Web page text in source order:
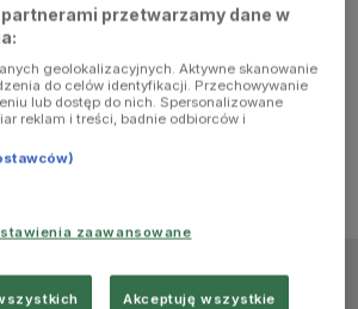
przetwarzamy dane w
geolokalizacyjnych. Aktywne skanowanie
do celów identyfikacji. Przechowywanie
lub dostęp do nich. Spersonalizowane
reklam i treści, badnie odbiorców i
zaawansowane
Akceptuję wszystkie